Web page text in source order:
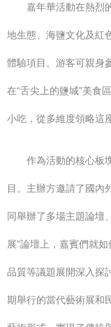
嘉年華活動在熱烈
地生態、海鹽文化及紅
體驗項目。游客可親身
在“舌尖上的鹽城”美食
小吃，從多維度領略這
作為活動的核心板
目。主辦方邀請了國內
同舉辦了多場主題論壇
展”論壇上，嘉賓們就
品質等議題展開深入探
期舉行的當代藝術展和